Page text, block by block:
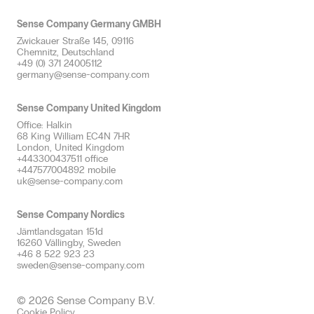
Sense Company Germany GMBH
Zwickauer Straße 145, 09116
Chemnitz, Deutschland
+49 (0) 371 24005112
germany@sense-company.com
Sense Company United Kingdom
Office: Halkin
68 King William EC4N 7HR
London, United Kingdom
+443300437511 office
+447577004892 mobile
uk@sense-company.com
Sense Company Nordics
Jämtlandsgatan 151d
16260 Vällingby, Sweden
+46 8 522 923 23
sweden@sense-company.com
© 2026 Sense Company B.V.